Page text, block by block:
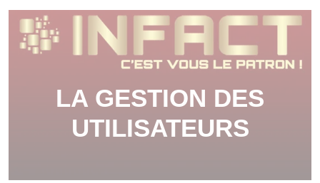
LA GESTION DES
UTILISATEURS